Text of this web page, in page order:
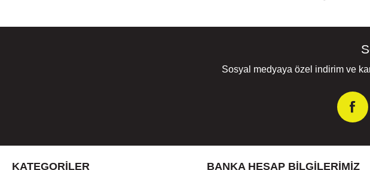
Sosyal medyaya özel indirim ve
KATEGORILER BANKA HESAP BILGILERIMIZ